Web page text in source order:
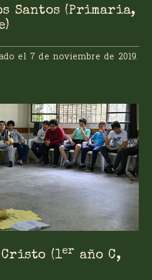
Santos (Primaria,
el 7 de noviembre de 2019.
(1er año C,